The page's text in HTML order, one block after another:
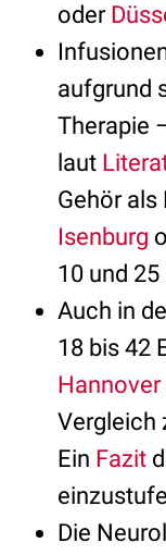
oder
aufgrund
Therapie
laut
Gehör als
Isenburg
10 und
Auch in
18 bis 42
Hannover
Vergleich
Ein Fazit
Die